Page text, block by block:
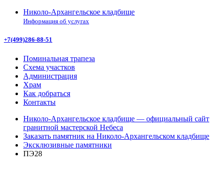
Николо-Архангельское кладбище
Информация об услугах
+7(499)286-88-51
Поминальная трапеза
Схема участков
Администрация
Храм
Как добраться
Контакты
Николо-Архангельское кладбище — официальный сайт
гранитной мастерской Небеса
Заказать памятник на Николо-Архангельском кладбище
Эксклюзивные памятники
ПЭ28